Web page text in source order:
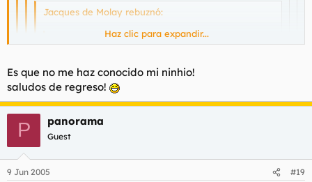
Jacques de Molay rebuznó:
suede rebuznó:
Jacques de Molay rebuznó:
Yo en el trabajo ya he agotado todo cuantas
oportunidades he tenido (cosechando algún
triunfo y rotundos fracasos).
Además, no os enrolléis nunca con
Sois Legión.
Haz clic para expandir...
¡MI NOMBRE ES LEGIÓN
PORQUE SOMOS MUCHOS!
Coincido con Molay.
Las abogadas....bufff
Será por tanto estudiar...mientras sus amigas aprendían el abc
Haz clic para expandir...
Es que no me haz conocido mi ninhio!
saludos de regreso!
P panorama
Guest
9 Jun 2005 #19